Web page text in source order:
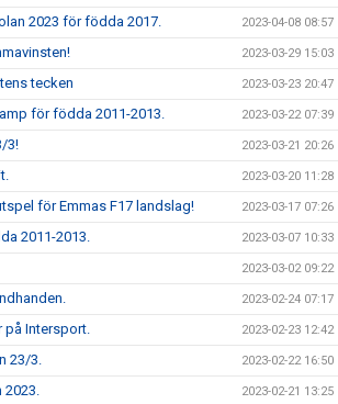
2023 för födda 2017. 2023-04-08 08:57
2023-03-29 15:03
tecken 2023-03-23 20:47
för födda 2011-2013. 2023-03-22 07:39
3! 2023-03-21 20:26
2023-03-20 11:28
för Emmas F17 landslag! 2023-03-17 07:26
2011-2013. 2023-03-07 10:33
2023-03-02 09:22
2023-02-24 07:17
på Intersport. 2023-02-23 12:42
23/3. 2023-02-22 16:50
2023-02-21 13:25